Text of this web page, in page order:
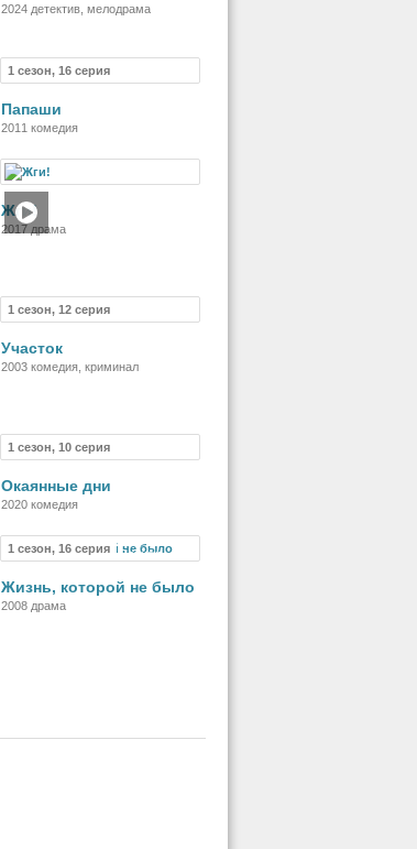
2024 детектив, мелодрама
1 сезон, 16 серия
Папаши
2011 комедия
Жги!
2017 драма
1 сезон, 12 серия
Участок
2003 комедия, криминал
1 сезон, 10 серия
Окаянные дни
2020 комедия
1 сезон, 16 серия Сериал
Жизнь, которой не было
2008 драма